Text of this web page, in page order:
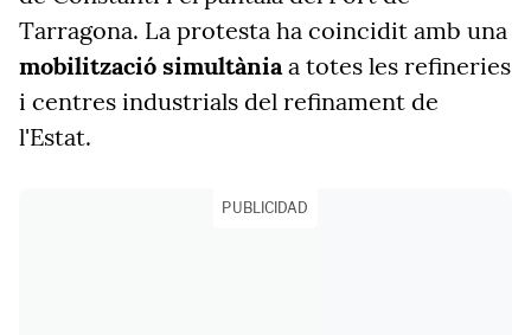
Tarragona. La protesta ha coincidit amb una
mobilització simultàniaa totes les refineries
i centres industrials del refinament de
l'Estat.
PUBLICIDAD